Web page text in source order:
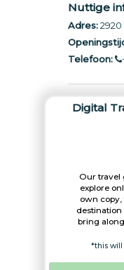
Nuttige
Adres:2920
Telefoon:
Digital
Our travel
explore
own
destination
bring
*this will